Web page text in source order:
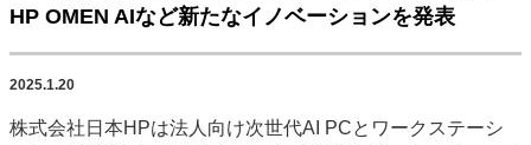
カテゴリー一覧
新商品 新製品 ＡＩ・デジタル デジタル印刷
印刷通販
SDGs・地域
市場・統計
人事・移転・異動・訃報
HP OMEN AIなど新たなイノベーションを発表
2025.1.20
株式会社日本HPは法人向け次世代AI PCとワークステーシ